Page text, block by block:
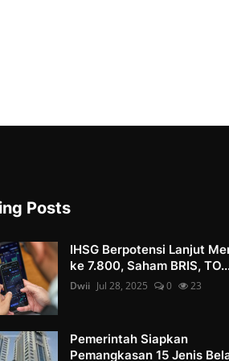
Posts
IHSG Berpotensi Lanjut
ke 7.800, Saham BRIS,
Dwii Jul 28, 2025 0 23
Pemerintah Siapkan
Pemangkasan 15 Jenis